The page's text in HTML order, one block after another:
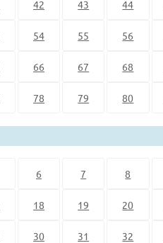
42 43 44
54 55 56
66 67 68
78 79 80
6 7 8
18 19 20
30 31 32